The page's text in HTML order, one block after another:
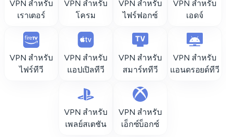
VPN สำหรับ
เราเตอร์
VPN สำหรับ
โครม
VPN สำหรับ
ไฟร์ฟอกซ์
VPN สำหรับ
เอดจ์
VPN สำหรับ
ไฟร์ทีวี
VPN สำหรับ
แอปเปิลทีวี
VPN สำหรับ
สมาร์ททีวี
VPN สำหรับ
แอนดรอยด์ทีวี
VPN สำหรับ
เพลย์สเตชัน
VPN สำหรับ
เอ็กซ์บ็อกซ์